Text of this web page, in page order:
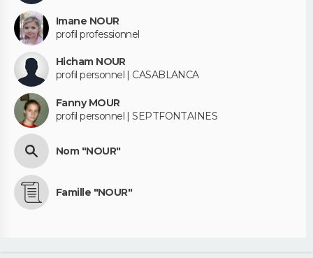
Imane NOUR
profil professionnel
Hicham NOUR
profil personnel | CASABLANCA
Fanny MOUR
profil personnel | SEPTFONTAINES
Nom "NOUR"
Famille "NOUR"